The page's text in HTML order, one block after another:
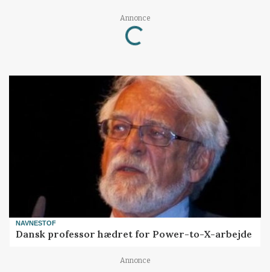
Annonce
Loading...
NAVNESTOF
Dansk professor hædret for Power-to-X-arbejde
Annonce